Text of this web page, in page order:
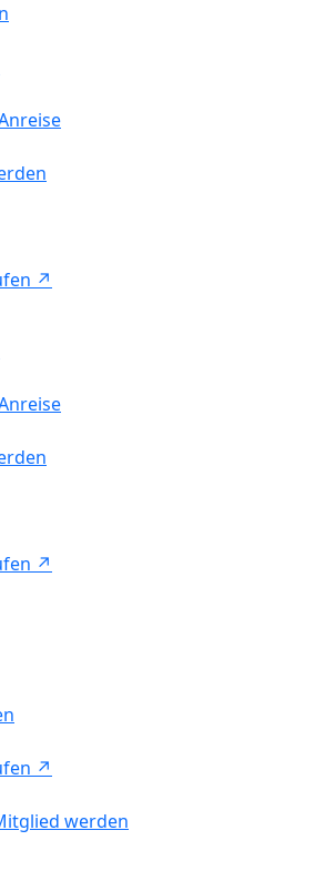
↗ㅤ
↗ㅤ
↗
werden